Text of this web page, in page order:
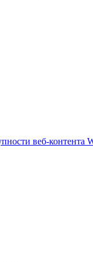
веб-контента